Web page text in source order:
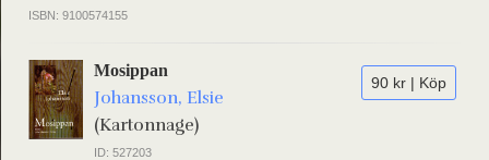
ISBN: 9100574155
90 kr | Köp
Mosippan
Johansson, Elsie
(Kartonnage)
ID: 527203